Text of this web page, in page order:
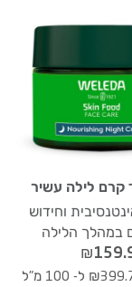
קרם לילה עשיר
וחידוש
במהלך הלילה
₪
ל- 100 מ"ל